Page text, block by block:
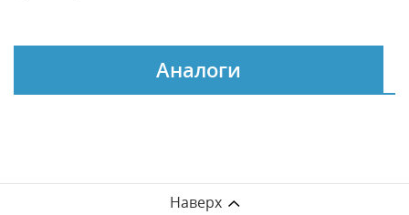
Аналоги
Наверх